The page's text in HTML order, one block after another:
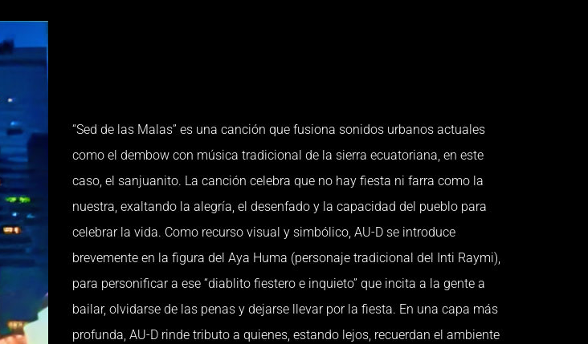
“Sed de las Malas” es una canción que fusiona sonidos urbanos actuales
como el dembow con música tradicional de la sierra ecuatoriana, en este
caso, el sanjuanito. La canción celebra que no hay fiesta ni farra como la
nuestra, exaltando la alegría, el desenfado y la capacidad del pueblo para
celebrar la vida. Como recurso visual y simbólico, AU-D se introduce
brevemente en la figura del Aya Huma (personaje tradicional del Inti Raymi),
para personificar a ese “diablito fiestero e inquieto” que incita a la gente a
bailar, olvidarse de las penas y dejarse llevar por la fiesta. En una capa más
profunda, AU-D rinde tributo a quienes, estando lejos, recuerdan el ambiente